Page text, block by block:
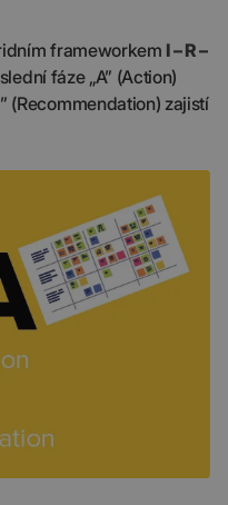
frameworkem I – R –
fáze „A” (Action)
(Recommendation) zajistí